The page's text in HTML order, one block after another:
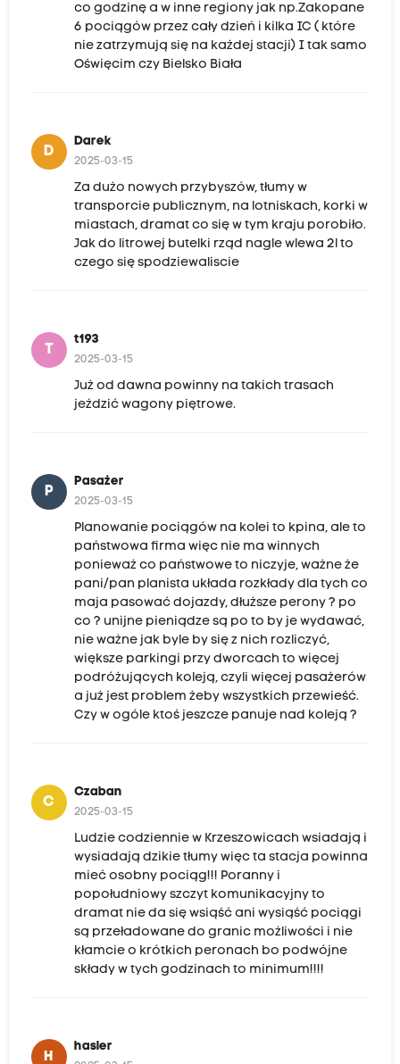
co godzinę a w inne regiony jak np.Zakopane
6 pociągów przez cały dzień i kilka IC ( które
nie zatrzymują się na każdej stacji) I tak samo
Oświęcim czy Bielsko Biała
D
Darek
2025-03-15
Za dużo nowych przybyszów, tłumy w
transporcie publicznym, na lotniskach, korki w
miastach, dramat co się w tym kraju porobiło.
Jak do litrowej butelki rząd nagle wlewa 2l to
czego się spodziewaliscie
T
t193
2025-03-15
Już od dawna powinny na takich trasach
jeździć wagony piętrowe.
P
Pasażer
2025-03-15
Planowanie pociągów na kolei to kpina, ale to
państwowa firma więc nie ma winnych
ponieważ co państwowe to niczyje, ważne że
pani/pan planista układa rozkłady dla tych co
maja pasować dojazdy, dłuższe perony ? po
co ? unijne pieniądze są po to by je wydawać,
nie ważne jak byle by się z nich rozliczyć,
większe parkingi przy dworcach to więcej
podróżujących koleją, czyli więcej pasażerów
a już jest problem żeby wszystkich przewieść.
Czy w ogóle ktoś jeszcze panuje nad koleją ?
C
Czaban
2025-03-15
Ludzie codziennie w Krzeszowicach wsiadają i
wysiadają dzikie tłumy więc ta stacja powinna
mieć osobny pociąg!!! Poranny i
popołudniowy szczyt komunikacyjny to
dramat nie da się wsiąść ani wysiąść pociągi
są przeładowane do granic możliwości i nie
kłamcie o krótkich peronach bo podwójne
składy w tych godzinach to minimum!!!!
H
hasler